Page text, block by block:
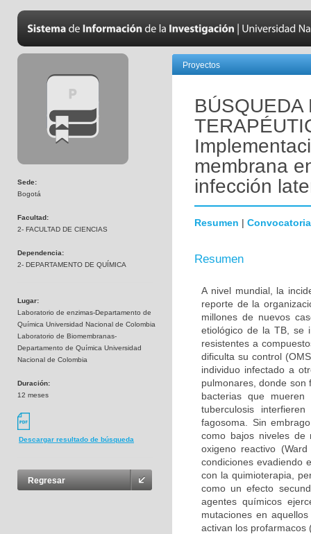
Sede:
Bogotá
Facultad:
2- FACULTAD DE CIENCIAS
Dependencia:
2- DEPARTAMENTO DE QUÍMICA
Lugar:
Laboratorio de enzimas-Departamento de
Química Universidad Nacional de Colombia
Laboratorio de Biomembranas-
Departamento de Química Universidad
Nacional de Colombia
Duración:
12 meses
Descargar resultado de búsqueda
Regresar
Proyectos
BÚSQUEDA
membrana
infección
Resumen | Convocatoria
Resumen
A nivel mundial, la
reporte de la
millones de nuevos
etiológico de la TB, se
resistentes a
dificulta su control
individuo infectado a
pulmonares, donde son
bacterias que
tuberculosis
fagosoma. Sin
como bajos niveles de
oxigeno reactivo
condiciones evadiendo
con la quimioterapia,
como un efecto
agentes químicos
mutaciones en
activan los profarmacos